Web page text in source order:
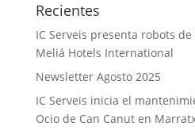
Recientes
IC Serveis presenta robots
Meliá Hotels International
Newsletter Agosto 2025
IC Serveis inicia el
Ocio de Can Canut en